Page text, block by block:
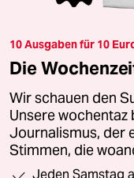
10 Ausgaben für 10
Die
Wir schauen den
Unsere
Journalismus, der
Stimmen, die
Jeden Samstag